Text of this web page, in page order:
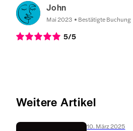
John
Mai 2023 Bestätigte Buchung
5/5
Weitere Artikel
10. März 2025